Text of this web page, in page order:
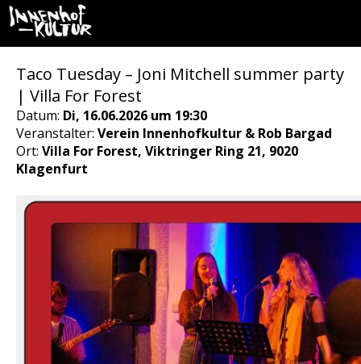
Taco Tuesday – Joni Mitchell summer party
| Villa For Forest
Datum: Di, 16.06.2026 um 19:30
Veranstalter: Verein Innenhofkultur & Rob Bargad
Ort: Villa For Forest, Viktringer Ring 21, 9020
Klagenfurt